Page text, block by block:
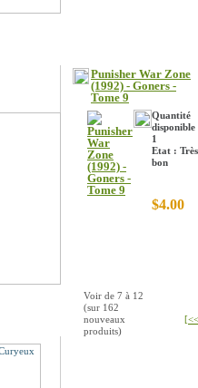
Punisher War Zone
(1992) - Goners -
Tome 9
Quantité
disponible
1
Etat : Très
bon
$4.00
Voir de 7 à 12
(sur 162
nouveaux
produits)